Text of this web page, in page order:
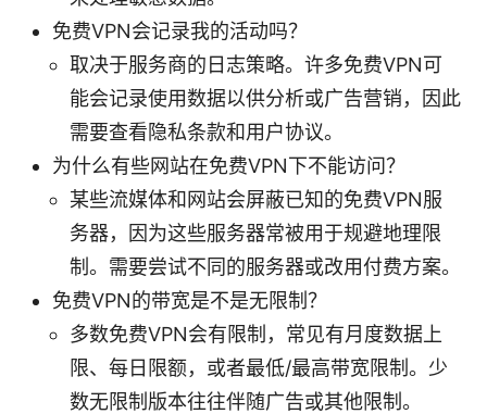
免费VPN会记录我的活动吗？
取决于服务商的日志策略。许多免费VPN可
能会记录使用数据以供分析或广告营销，因此
需要查看隐私条款和用户协议。
为什么有些网站在免费VPN下不能访问？
某些流媒体和网站会屏蔽已知的免费VPN服
务器，因为这些服务器常被用于规避地理限
制。需要尝试不同的服务器或改用付费方案。
免费VPN的带宽是不是无限制？
多数免费VPN会有限制，常见有月度数据上
限、每日限额，或者最低/最高带宽限制。少
数无限制版本往往伴随广告或其他限制。